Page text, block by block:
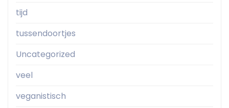
tijd
tussendoortjes
Uncategorized
veel
veganistisch